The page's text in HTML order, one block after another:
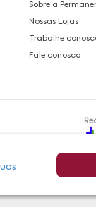
Sobre a
Nossas Lojas
Trabalhe
Fale conosco